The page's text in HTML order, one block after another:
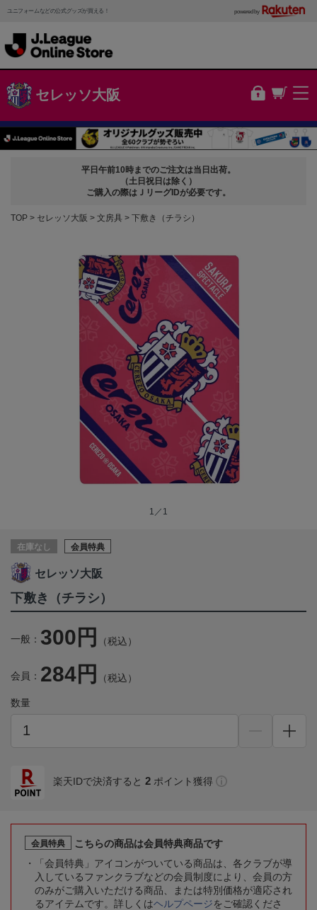
ユニフォームなどの公式グッズが買える！ powered by
セレッソ大阪
平日午前10時までのご注文は当日出荷。
（土日祝日は除く）
ご購入の際はＪリーグIDが必要です。
TOP セレッソ大阪 文房具 下敷き（チラシ）
1／1
在庫なし 会員特典
セレッソ大阪
下敷き（チラシ）
一般： 300円 （税込）
会員： 284円 （税込）
数量
楽天IDで決済すると 2 ポイント獲得
会員特典
こちらの商品は会員特典商品です
「会員特典」アイコンがついている商品は、各クラブが導
入しているファンクラブなどの会員制度により、会員の方
のみがご購入いただける商品、または特別価格が適応され
るアイテムです。詳しくはヘルプページをご確認くださ